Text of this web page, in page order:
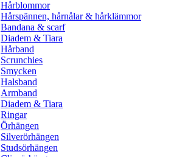
Hårblommor
Hårspännen, hårnålar & hårklämmor
Bandana & scarf
Diadem & Tiara
Hårband
Scrunchies
Smycken
Halsband
Armband
Diadem & Tiara
Ringar
Örhängen
Silverörhängen
Studsörhängen